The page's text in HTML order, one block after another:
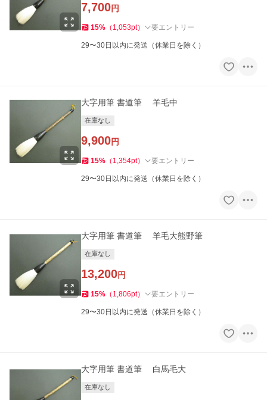
7,700円
15% （ 1,053pt） 要エントリー
29〜30日以内に発送（休業日を除く）
大字用筆 書道筆 羊毛中
在庫なし
9,900円
15% （ 1,354pt） 要エントリー
29〜30日以内に発送（休業日を除く）
大字用筆 書道筆 羊毛大熊野筆
在庫なし
13,200円
15% （ 1,806pt） 要エントリー
29〜30日以内に発送（休業日を除く）
大字用筆 書道筆 白馬毛大
在庫なし